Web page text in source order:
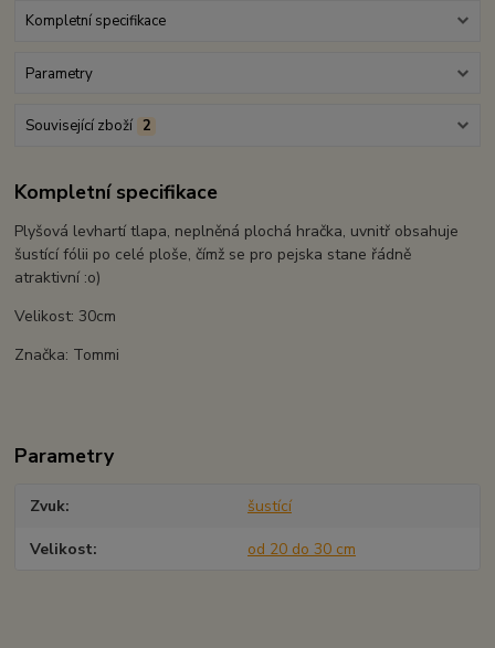
Kompletní specifikace
Parametry
Související zboží 2
Kompletní specifikace
Plyšová levhartí tlapa, neplněná plochá hračka, uvnitř obsahuje
šustící fólii po celé ploše, čímž se pro pejska stane řádně
atraktivní :o)
Velikost: 30cm
Značka: Tommi
Parametry
Zvuk šustící
Velikost od 20 do 30 cm